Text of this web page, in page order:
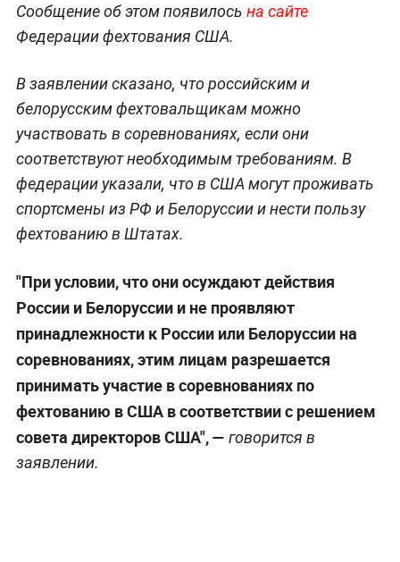
Сообщение об этом появилось на сайте
Федерации фехтования США.
В заявлении сказано, что российским и
белорусским фехтовальщикам можно
участвовать в соревнованиях, если они
соответствуют необходимым требованиям. В
федерации указали, что в США могут проживать
спортсмены из РФ и Белоруссии и нести пользу
фехтованию в Штатах.
"При условии, что они осуждают действия
России и Белоруссии и не проявляют
принадлежности к России или Белоруссии на
соревнованиях, этим лицам разрешается
принимать участие в соревнованиях по
фехтованию в США в соответствии с решением
совета директоров США", — говорится в
заявлении.